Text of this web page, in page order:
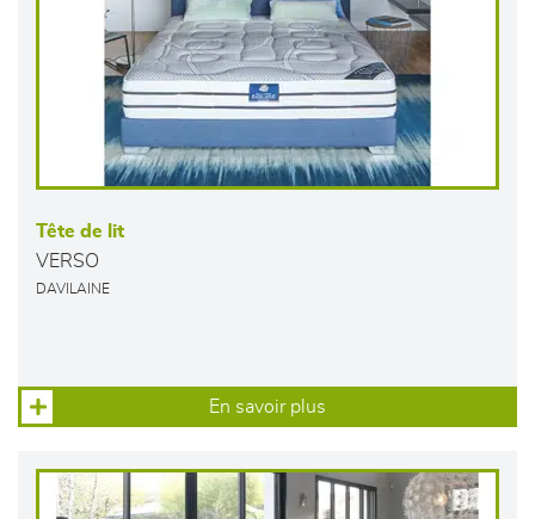
Tête de lit
VERSO
DAVILAINE
En savoir plus